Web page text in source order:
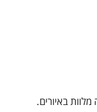
באיורים.